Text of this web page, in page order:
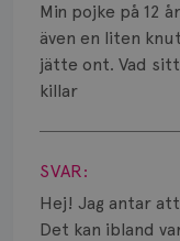
Min pojke på 12
även en liten
jätte ont. Vad
killar
Visa svar
SVAR:
Hej! Jag antar
Det kan ibland
Biverkningar
Bröstvårta
Läkemedel
Typ av bröstcancer